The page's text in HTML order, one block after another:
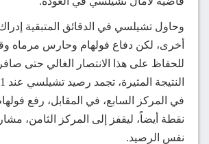
وحاول تشيلسي في الدقائق المتبقية
أخرى، لكن دفاع فولهام وحارس مرماه
للحفاظ على هذا الانتصار الغالي حتى
نقطة أيضاً، ليقفز إلى المركز الثامن،
نفس الرصيد.